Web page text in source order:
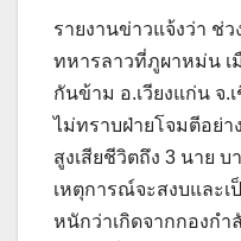
รายงานข่าวแจ้งว่า ช่
ทหารลาวที่ภูผาหม่น เ
กันข้าม อ.เวียงแก่น จ.
ไม่ทราบฝ่ายโจมตีอย่
สูงเสียชีวิตถึง 3 นาย
เหตุการณ์จะสงบและ
หนักว่าเกิดจากกองก